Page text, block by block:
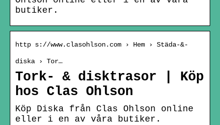
butiker.
http s://www.clasohlson.com › Hem › Städa-&-
diska › Tor…
Tork- & disktrasor | Köp
hos Clas Ohlson
Köp Diska från Clas Ohlson online
eller i en av våra butiker.